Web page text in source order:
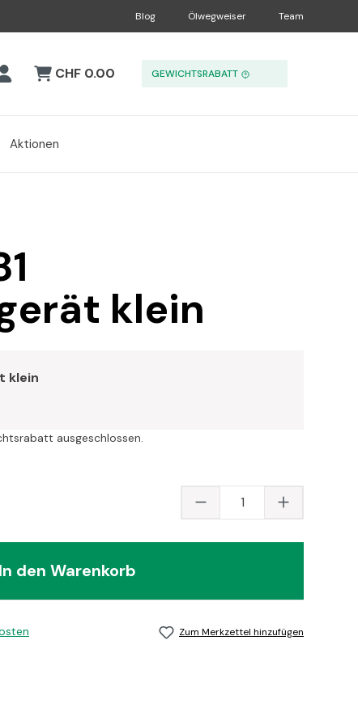
Blog Ölwegweiser Team
CHF 0.00 GEWICHTSRABATT
Aktionen
klein
klein
ausgeschlossen.
Produkt Anzahl:
In den Warenkorb
Zum Merkzettel hinzufügen